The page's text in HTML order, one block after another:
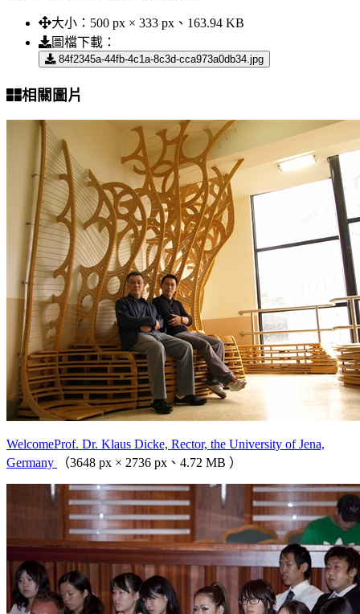
大小： 500 px × 333 px、163.94 KB
圖檔下載：
84f2345a-44fb-4c1a-8c3d-cca973a0db34.jpg
相關圖片
WelcomeProf. Dr. Klaus Dicke, Rector, the University of Jena,
Germany
（3648 px × 2736 px、4.72 MB ）